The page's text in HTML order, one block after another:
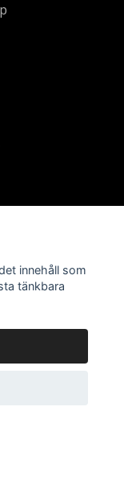
innehåll som
tänkbara